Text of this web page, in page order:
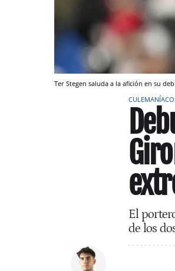
Ter Stegen saluda a la afición en su
El
de los